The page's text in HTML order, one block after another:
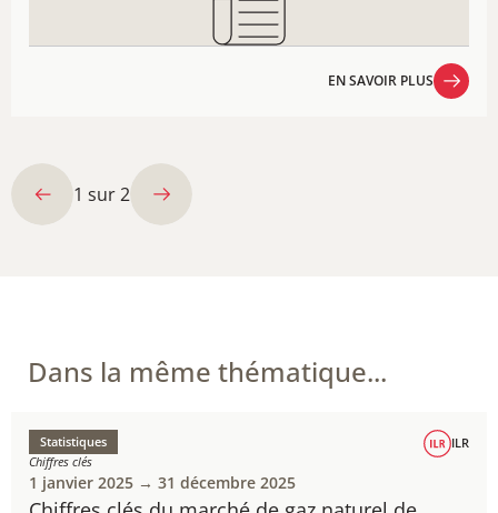
EN SAVOIR PLUS
1 sur2
Dans la même thématique...
Statistiques
Chiffres clés
ILR
1 janvier 2025 → 31 décembre 2025